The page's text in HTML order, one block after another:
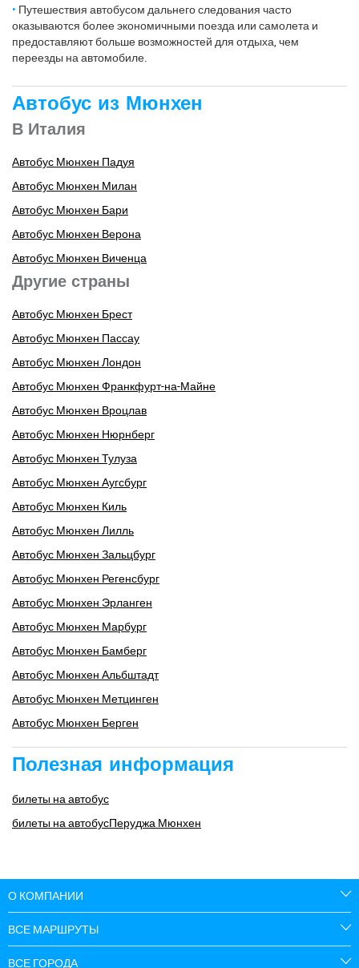
Путешествия автобусом дальнего следования часто
оказываются более экономичными поезда или самолета и
предоставляют больше возможностей для отдыха, чем
переезды на автомобиле.
Автобус из Мюнхен
В Италия
Автобус Мюнхен Падуя
Автобус Мюнхен Милан
Автобус Мюнхен Бари
Автобус Мюнхен Верона
Автобус Мюнхен Виченца
Другие страны
Автобус Мюнхен Брест
Автобус Мюнхен Пассау
Автобус Мюнхен Лондон
Автобус Мюнхен Франкфурт-на-Майне
Автобус Мюнхен Вроцлав
Автобус Мюнхен Нюрнберг
Автобус Мюнхен Тулуза
Автобус Мюнхен Аугсбург
Автобус Мюнхен Киль
Автобус Мюнхен Лилль
Автобус Мюнхен Зальцбург
Автобус Мюнхен Регенсбург
Автобус Мюнхен Эрланген
Автобус Мюнхен Марбург
Автобус Мюнхен Бамберг
Автобус Мюнхен Альбштадт
Автобус Мюнхен Метцинген
Автобус Мюнхен Берген
Полезная информация
билеты на автобус
билеты на автобусПеруджа Мюнхен
О КОМПАНИИ
ВСЕ МАРШРУТЫ
ВСЕ ГОРОДА